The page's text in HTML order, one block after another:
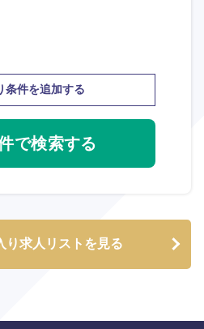
条件を追加する
り求人リストを見る
宮崎県
沖縄県